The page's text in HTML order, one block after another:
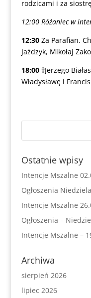
rodzicami i za
12:00 Różaniec w
12:30Za Parafian.
Jażdzyk, Mikołaj
18:00 †Jerzego
Władysławę i
Ostatnie wpisy
Intencje Mszalne
Ogłoszenia
Intencje Mszalne
Ogłoszenia –
Intencje Mszalne –
Archiwa
sierpień 2026
lipiec 2026